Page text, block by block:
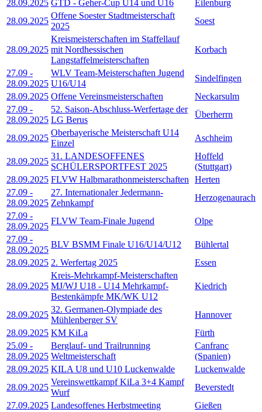
28.09.2025 GTD - Geher-Cup U14 und U16
Eilenburg
28.09.2025
Offene Soester Stadtmeisterschaft
2025
Soest
28.09.2025
Kreismeisterschaften im Staffellauf
mit Nordhessischen
Langstaffelmeisterschaften
Korbach
27.09 -
28.09.2025
WLV Team-Meisterschaften Jugend
U16/U14
Sindelfingen
28.09.2025 Offene Vereinsmeisterschaften
Neckarsulm
27.09 -
28.09.2025
52. Saison-Abschluss-Werfertage der
LG Berus
Überherrn
28.09.2025
Oberbayerische Meisterschaft U14
Einzel
Aschheim
28.09.2025
31. LANDESOFFENES
SCHÜLERSPORTFEST 2025
Hoffeld
(Stuttgart)
28.09.2025 FLVW Halbmarathonmeisterschaften
Herten
27.09 -
28.09.2025
27. Internationaler Jedermann-
Zehnkampf
Herzogenaurach
27.09 -
28.09.2025
FLVW Team-Finale Jugend
Olpe
27.09 -
28.09.2025
BLV BSMM Finale U16/U14/U12
Bühlertal
28.09.2025 2. Werfertag 2025 Essen
28.09.2025
Kreis-Mehrkampf-Meisterschaften
MJ/WJ U18 - U14 Mehrkampf-
Bestenkämpfe MK/WK U12
Kiedrich
28.09.2025
32. Germanen-Olympiade des
Mühlenberger SV
Hannover
28.09.2025 KM KiLa
Fürth
25.09 -
28.09.2025
Berglauf- und Trailrunning
Weltmeisterschaft
Canfranc
(Spanien)
28.09.2025 KILA U8 und U10 Luckenwalde
Luckenwalde
28.09.2025
Vereinswettkampf KiLa 3+4 Kampf
Wurf
Beverstedt
27.09.2025 Landesoffenes Herbstmeeting
Gießen